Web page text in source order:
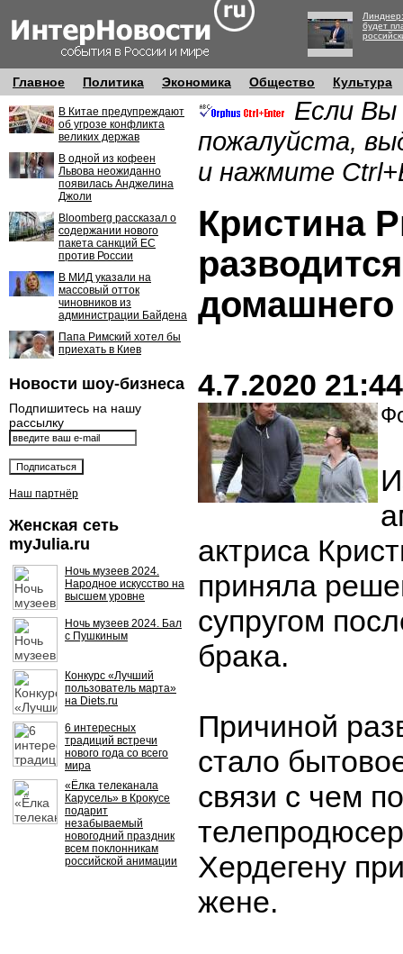
будет
Главное Политика Экономика Общество Культура
В Китае предупреждают
об угрозе конфликта
великих держав
В одной из кофеен
Львова неожиданно
появилась Анджелина
Джоли
Bloomberg рассказал о
содержании нового
пакета санкций ЕС
против России
В МИД указали на
массовый отток
чиновников из
администрации Байдена
Папа Римский хотел бы
приехать в Киев
Новости шоу-бизнеса
Подпишитесь на нашу
рассылку
Наш партнёр
Женская сеть
myJulia.ru
Ночь музеев 2024.
Народное искусство на
высшем уровне
Ночь музеев 2024. Бал
с Пушкиным
Конкурс «Лучший
пользователь марта»
на Diets.ru
6 интересных
традиций встречи
нового года со всего
мира
«Ёлка телеканала
Карусель» в Крокусе
подарит
незабываемый
новогодний праздник
всем поклонникам
российской анимации
Если Вы
пожалуйста,
и нажмите
Кристина
домашнего
4.7.2020 21:44
актриса
приняла
супругом
брака.
Причиной
стало
связи с чем
Хердегену
жене.